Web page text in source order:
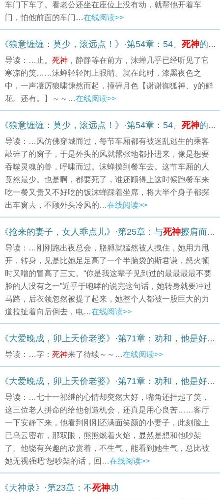
车门下车了。看老公还坐在座位上没有动，就帮他开着车
门，怕他前面的车门…在线阅读>>
《狼意缠缠：莫少，滚远点！》·第54章：54、 死神的微笑
导读：…止。 死神 ，静静等在前方，沫蝉几乎已经听见了它
寒凉的笑……沫蝉轻轻闭上眼睛。就在此时，漆黑夜色之
中，一声凄厉狼啸悚然而起，撞碎月色【谢谢御狐神、y的鲜
花。还有。】～～…在线阅读>>
《狼意缠缠：莫少，滚远点！》·第54章：54、 死神的微笑
导读：…风仿佛穿城而过，每节车厢都有被迷乱逃生的乘客
敲碎了的窗子，于是外头的风就嚣张地都扑进来，像是想要
吞噬灵魂的兽，呼啸而过。沫蝉摸到餐车去。这节车厢的人
竟然最少。也是啊，都要死了，谁还顾得上这时候跑餐车来
吃一餐又贵又不好吃的饭沫蝉踩着坐席，将大半个身子都探
出车窗去，不顾外头冷风的…在线阅读>>
《抢来的妻子，女人乖点儿》·第25章：与死神擦肩而过。
导读：…刚刚跑出夜总会，胳膊就猛然被人拽住，她用力甩
开，转身，见是比她足足高了一个半脑袋的斯君谦，怒火顿
时又噌的冒高了三丈。“你是我这辈子见到过的最最最最不要
脸的人没有之一”近乎于咆哮的说完这句话，她转身就要冲过
马路，后衣领忽然被提了起来，她整个人都被一股巨大的力
道拉扯着向后倒去，电…在线阅读>>
《大爱晚成，卯上天价老婆》·第71章：劝和，他是好女孙婿；惊悚，
导读：…字： 死神来了待续～～…在线阅读>>
《大爱晚成，卯上天价老婆》·第71章：劝和，他是好女孙婿；惊悚，
导读：…七十一祁继的心情却突然大好，嘴角还挂起了笑，
这三位老人拼命的给他创造机会，还真是用心良苦……客厅
一下安静下来，他看到刚刚还满面笑颜的小妻子，此刻脸上
已乌云密布，那双眼，熊熊燃着火焰，显然是想和他吵架
了。他饶有兴趣的欣赏着，不生气，能看到她生气，总比被
她无视强吧“想吵架的话，回…在线阅读>>
《天神录》·第23章：不死神功